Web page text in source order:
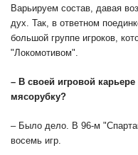
Варьируем состав, давая
дух. Так, в ответном
большой группе игроков,
"Локомотивом".
– В своей игровой
мясорубку?
– Было дело. В 96-м
восемь игр.